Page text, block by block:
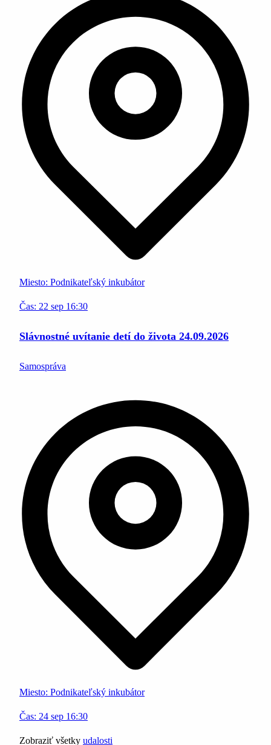
Miesto: Podnikateľský inkubátor
Čas: 22 sep 16:30
Slávnostné uvítanie detí do života 24.09.2026
Samospráva
Miesto: Podnikateľský inkubátor
Čas: 24 sep 16:30
Zobraziť všetky udalosti